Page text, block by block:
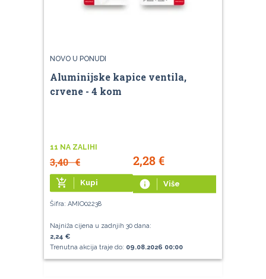
NOVO U PONUDI
Aluminijske kapice ventila,
crvene - 4 kom
11 NA ZALIHI
3,40€ 2,28€
add_shopping_cart Kupi info Više
Šifra: AMIO02238
Najniža cijena u zadnjih 30 dana:
2,24 €
Trenutna akcija traje do: 09.08.2026 00:00